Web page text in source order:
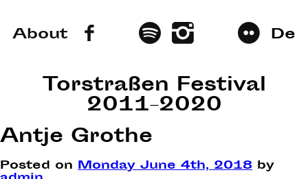
About De
Torstraßen Festival
2011–2020
Antje Grothe
Posted on Monday June 4th, 2018 by